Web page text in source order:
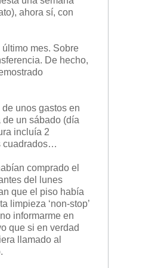
ahora sí, con
mes. Sobre
De hecho,
unos gastos en
un sábado (día
incluía 2
cuadrados…
comprado el
del lunes
que el piso había
limpieza ‘non-stop’
informarme en
que si en verdad
llamado al